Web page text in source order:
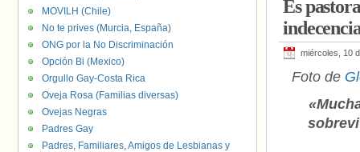
Es
miércoles, 10
Foto de
MOVILH (Chile)
No te prives (Murcia, España)
ONG por la No Discriminación
Opción Bi (Mexico)
Orgullo Gay-Costa Rica
Oveja Rosa (Familias diversas)
Ovejas Negras
Padres Gay
Padres, Familiares, Amigos de Lesbianas y